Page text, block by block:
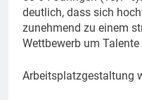
deutlich, dass sich
zunehmend zu einem
Wettbewerb um
Arbeitsplatzgestaltung